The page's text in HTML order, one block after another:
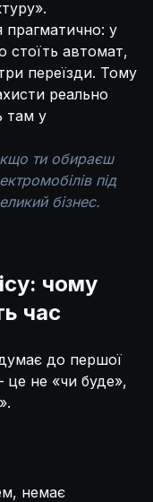
прагматично: у
автомат,
переїзди. Тому
реально
там у
ти обираєш
під
бізнес.
чому
час
до першої
не «чи буде»,
немає